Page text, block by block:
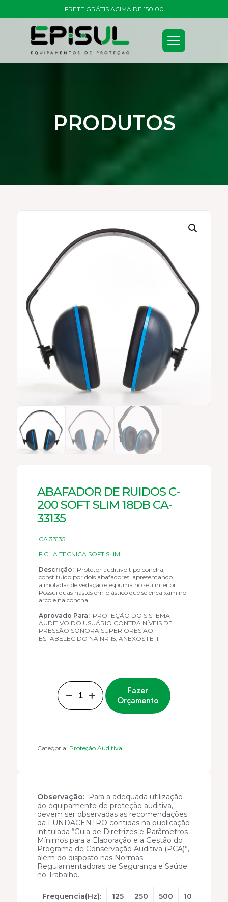
FRETE GRÁTIS ACIMA DE 150,00
PRODUTOS
ABAFADOR DE RUIDOS C-
200 SOFT SLIM 18DB CA-
33135
CA 33135
FICHA TECNICA SOFT SLIM
Descrição: Protetor auditivo tipo concha,
constituído por dois abafadores, apresentando
almofadas de vedação e espuma no seu interior.
Possui duas hastes em plástico que se encaixam no
arco e na concha.
Aprovado Para: PROTEÇÃO DO SISTEMA
AUDITIVO DO USUÁRIO CONTRA NÍVEIS DE
PRESSÃO SONORA SUPERIORES AO
ESTABELECIDO NA NR 15, ANEXOS I E II.
ABAFADOR
DE
RUIDOS
C-
CA-
Fazer
Orçamento
Categoria: Proteção Auditiva
Observação: Para a adequada utilização
do equipamento de proteção auditiva,
devem ser observadas as recomendações
da FUNDACENTRO contidas na publicação
intitulada “Guia de Diretrizes e Parâmetros
Mínimos para a Elaboração e a Gestão do
Programa de Conservação Auditiva (PCA)”,
além do disposto nas Normas
Regulamentadoras de Segurança e Saúde
no Trabalho.
Frequencia(Hz): 125 250 500 1000